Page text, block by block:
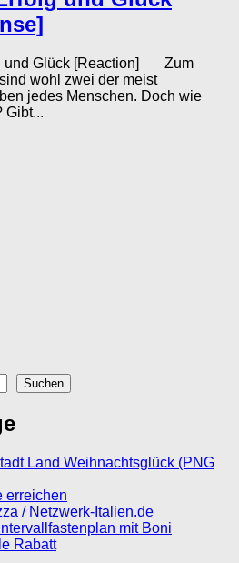
und Glück [Reaction] Zum
wohl zwei der meist
jedes Menschen. Doch wie
Gibt...
Suchen
Land Weihnachtsglück (PNG
erreichen
/ Netzwerk-Italien.de
mit Boni
Rabatt